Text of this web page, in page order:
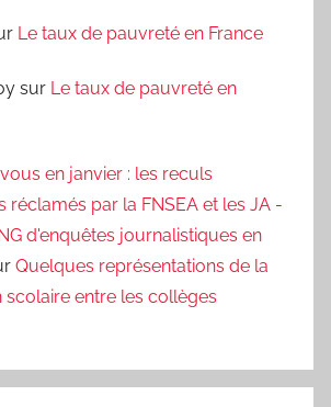
Le taux de pauvreté en France
sur Le taux de pauvreté en
en janvier : les reculs
réclamés par la FNSEA et les JA -
d'enquêtes journalistiques en
Quelques représentations de la
scolaire entre les collèges